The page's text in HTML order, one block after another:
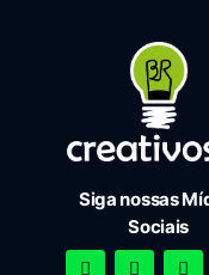
Siga nossas
Sociais